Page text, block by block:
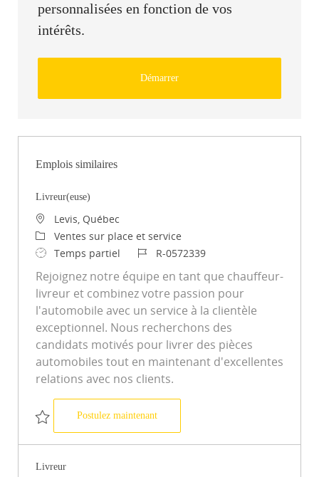
personnalisées en fonction de vos
intérêts.
Démarrer
Emplois similaires
Livreur(euse)
Emplacement
Levis, Québec
Catégorie
Ventes sur place et service
Type d’emploi
Temps partiel ID du poste
R-0572339
Rejoignez notre équipe en tant que chauffeur-
livreur et combinez votre passion pour
l'automobile avec un service à la clientèle
exceptionnel. Nous recherchons des
candidats motivés pour livrer des pièces
automobiles tout en maintenant d'excellentes
relations avec nos clients.
Sauvegarder Livreur(euse) R-0572339
Postulez maintenantLivreur(euse)
Livreur